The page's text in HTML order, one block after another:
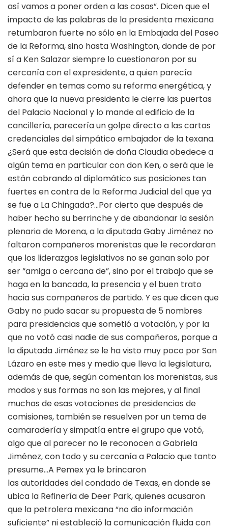
así vamos a poner orden a las cosas”. Dicen que el
impacto de las palabras de la presidenta mexicana
retumbaron fuerte no sólo en la Embajada del Paseo
de la Reforma, sino hasta Washington, donde de por
sí a Ken Salazar siempre lo cuestionaron por su
cercanía con el expresidente, a quien parecía
defender en temas como su reforma energética, y
ahora que la nueva presidenta le cierre las puertas
del Palacio Nacional y lo mande al edificio de la
cancillería, parecería un golpe directo a las cartas
credenciales del simpático embajador de la texana.
¿Será que esta decisión de doña Claudia obedece a
algún tema en particular con don Ken, o será que le
están cobrando al diplomático sus posiciones tan
fuertes en contra de la Reforma Judicial del que ya
se fue a La Chingada?…Por cierto que después de
haber hecho su berrinche y de abandonar la sesión
plenaria de Morena, a la diputada Gaby Jiménez no
faltaron compañeros morenistas que le recordaran
que los liderazgos legislativos no se ganan solo por
ser “amiga o cercana de”, sino por el trabajo que se
haga en la bancada, la presencia y el buen trato
hacia sus compañeros de partido. Y es que dicen que
Gaby no pudo sacar su propuesta de 5 nombres
para presidencias que sometió a votación, y por la
que no votó casi nadie de sus compañeros, porque a
la diputada Jiménez se le ha visto muy poco por San
Lázaro en este mes y medio que lleva la legislatura,
además de que, según comentan los morenistas, sus
modos y sus formas no son las mejores, y al final
muchas de esas votaciones de presidencias de
comisiones, también se resuelven por un tema de
camaradería y simpatía entre el grupo que votó,
algo que al parecer no le reconocen a Gabriela
Jiménez, con todo y su cercanía a Palacio que tanto
presume…A Pemex ya le brincaron
las autoridades del condado de Texas, en donde se
ubica la Refinería de Deer Park, quienes acusaron
que la petrolera mexicana “no dio información
suficiente” ni estableció la comunicación fluida con